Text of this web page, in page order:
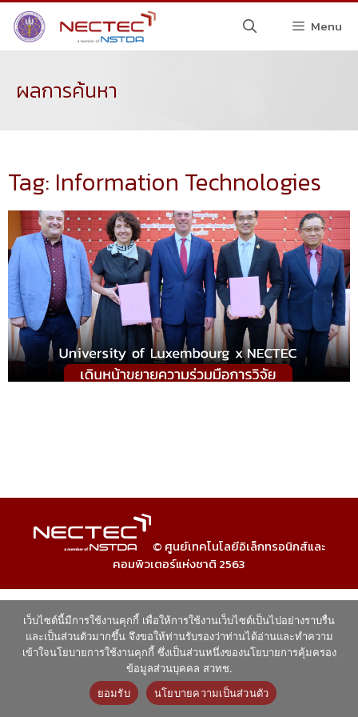
Menu
ผลการค้นหา
Tag: Information Technologies
© ศูนย์เทคโนโลยีอิเล็กทรอนิกส์และ
คอมพิวเตอร์แห่งชาติ 2563
เว็บไซต์นี้มีการใช้งานคุกกี้ เพื่อให้การใช้งานเว็บไซต์เป็นไปอย่างราบรื่น
และเป็นส่วนตัวมากขึ้น จึงขอให้ท่านรับรองว่าท่านได้อ่านและทำความ
เข้าใจนโยบายการใช้งานคุกกี้ ซึ่งเป็นส่วนหนึ่งของนโยบายการคุ้มครอง
ข้อมูลส่วนบุคคล สวทช.
ยอมรับ
นโยบายความเป็นส่วนตัว